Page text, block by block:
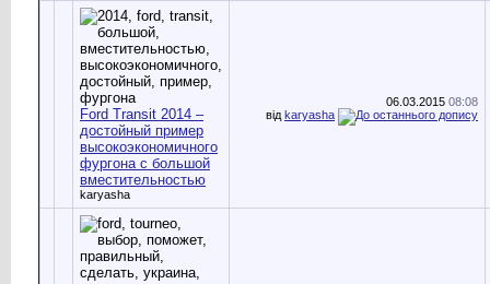
Ford Transit 2014 –
достойный пример
высокоэкономичного
фургона с большой
вместительностью
karyasha
06.03.2015 08:08
від karyasha